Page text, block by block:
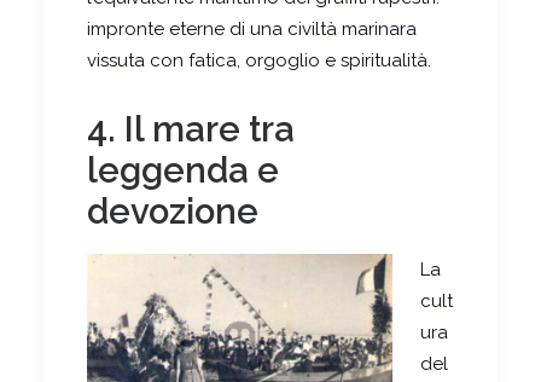
impronte eterne di una civiltà marinara
vissuta con fatica, orgoglio e spiritualità.
4. Il mare tra
leggenda e
devozione
La
cult
ura
del